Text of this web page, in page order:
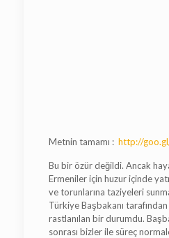
Metnin tamamı : http://
Bu bir özür değildi. Ancak
Ermeniler için huzur içinde
ve torunlarına taziyeleri
Türkiye Başbakanı
rastlanılan bir durumdu.
sonrası bizler ile süreç